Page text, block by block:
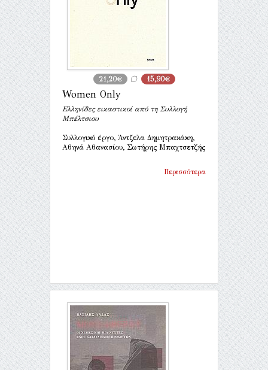
21,20€ 15,90€
Women Only
Ελληνίδες εικαστικοί από τη Συλλογή
Μπέλτσιου
Συλλογικό έργο, Άντζελα Δημητρακάκη,
Αθηνά Αθανασίου, Σωτήρης Μπαχτσετζής
Περισσότερα